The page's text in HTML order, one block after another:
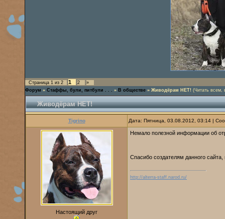
Страница 1 из 2 1 2
»
Форум » Стаффы, були, питбули . . . » В обществе » Живодёрам НЕТ! (Читать всем,
Живодёрам НЕТ!
Tigrino Дата: Пятница, 03.08.2012, 03:14 |
Настоящий друг
Немало полезной информации об
Спасибо создателям данного
http://alterra-staff.narod.ru/